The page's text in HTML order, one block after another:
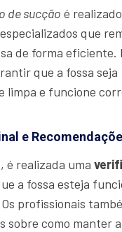
de sucção é
que
de forma eficiente.
que a fossa seja
limpa e funcione
e
é realizada uma
a fossa esteja
profissionais
sobre como manter